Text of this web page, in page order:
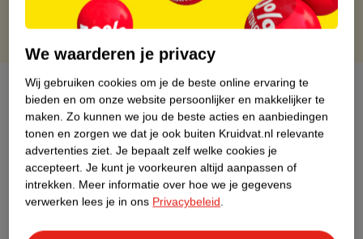
Over dit product
Productinformatie
Etiketinformatie
We waarderen je privacy
Wij gebruiken cookies om je de beste online ervaring te
bieden en om onze website persoonlijker en makkelijker te
maken. Zo kunnen we jou de beste acties en aanbiedingen
tonen en zorgen we dat je ook buiten Kruidvat.nl relevante
advertenties ziet. Je bepaalt zelf welke cookies je
accepteert. Je kunt je voorkeuren altijd aanpassen of
intrekken. Meer informatie over hoe we je gegevens
verwerken lees je in ons Privacybeleid.